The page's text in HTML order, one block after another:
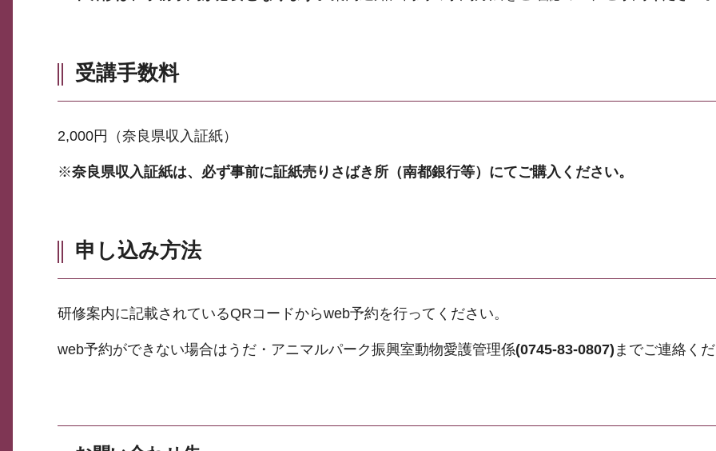
受講手数料
2,000円（奈良県収入証紙）
※奈良県収入証紙は、必ず事前に証紙売りさばき所（南都銀行等）にてご購入ください。
申し込み方法
研修案内に記載されているQRコードからweb予約を行ってください。
web予約ができない場合はうだ・アニマルパーク振興室動物愛護管理係(0745-83-0807) までご連絡く